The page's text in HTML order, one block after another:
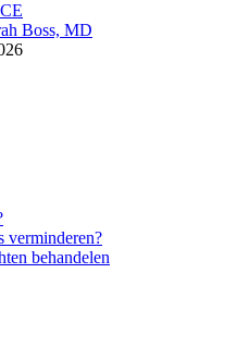
Boss, MD
verminderen?
behandelen